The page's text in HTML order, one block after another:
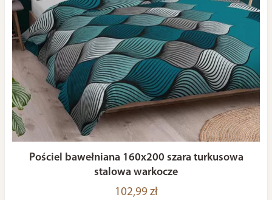
Pościel bawełniana 160x200 szara turkusowa
stalowa warkocze
102,99 zł